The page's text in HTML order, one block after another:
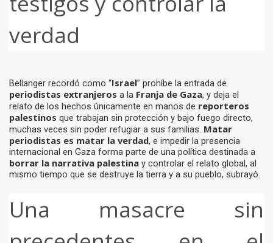
verdad
Bellanger recordó como “Israel” prohíbe la entrada de
periodistas extranjeros a la Franja de Gaza, y deja el
relato de los hechos únicamente en manos de reporteros
palestinos que trabajan sin protección y bajo fuego directo,
muchas veces sin poder refugiar a sus familias. Matar
periodistas es matar la verdad, e impedir la presencia
internacional en Gaza forma parte de una política destinada a
borrar la narrativa palestina y controlar el relato global, al
mismo tiempo que se destruye la tierra y a su pueblo, subrayó.
Una masacre sin